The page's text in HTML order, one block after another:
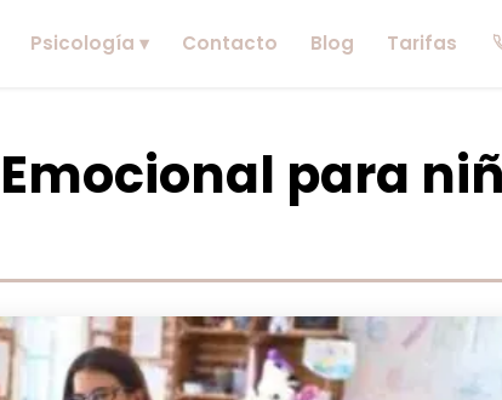
Psicología ▾ Contacto Blog Tarifas
para